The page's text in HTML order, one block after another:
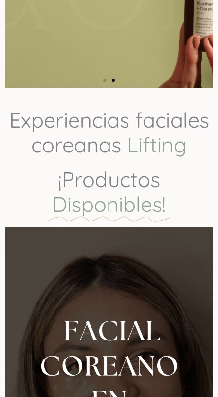
Experiencias faciales
coreanas Lifting
¡Productos
Disponibles!